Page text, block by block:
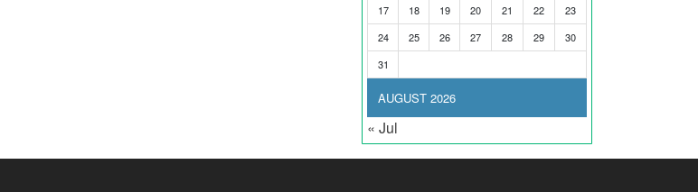
AUGUST 2026
17
18 19 20 21 22
23
24
25 26 27 28 29
30
31
« Jul